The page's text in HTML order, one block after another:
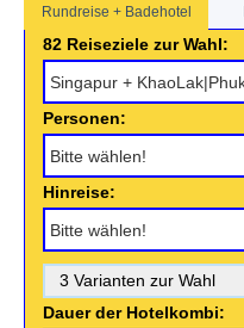
Rundreise + Badehotel
82 Reiseziele zur Wahl:
Personen:
Hinreise:
3 Varianten zur Wahl
Dauer der Hotelkombi: